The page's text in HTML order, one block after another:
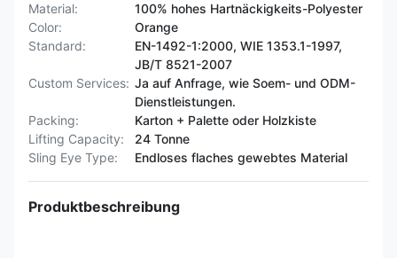
Material:
100% hohes Hartnäckigkeits-Polyester
Color:
Orange
Standard:
EN-1492-1:2000, WIE 1353.1-1997,
JB/T 8521-2007
Custom Services: Ja auf Anfrage, wie Soem- und ODM-
Dienstleistungen.
Packing:
Karton + Palette oder Holzkiste
Lifting Capacity:
24 Tonne
Sling Eye Type:
Endloses flaches gewebtes Material
Produktbeschreibung